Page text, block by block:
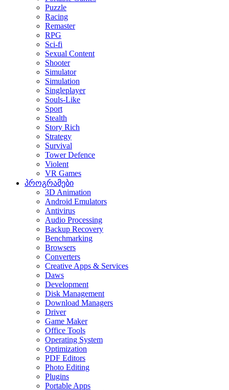
Puzzle
Racing
Remaster
RPG
Sci-fi
Sexual Content
Shooter
Simulator
Simulation
Singleplayer
Souls-Like
Sport
Stealth
Story Rich
Strategy
Survival
Tower Defence
Violent
VR Games
პროგრამები
3D Animation
Android Emulators
Antivirus
Audio Processing
Backup Recovery
Benchmarking
Browsers
Converters
Creative Apps & Services
Daws
Development
Disk Management
Download Managers
Driver
Game Maker
Office Tools
Operating System
Optimization
PDF Editors
Photo Editing
Plugins
Portable Apps